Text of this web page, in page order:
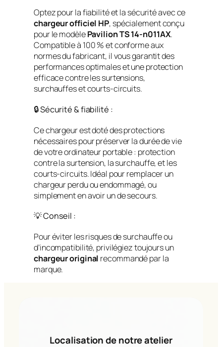
Optez pour la fiabilité et la sécurité avec ce
chargeur officiel HP, spécialement conçu
pour le modèlePavilion TS 14-n011AX.
Compatible à 100 % et conforme aux
normes du fabricant, il vous garantit des
performances optimales et une protection
efficace contre les surtensions,
surchauffes et courts-circuits.
🔒 Sécurité & fiabilité :
Ce chargeur est doté des protections
nécessaires pour préserver la durée de vie
de votre ordinateur portable : protection
contre la surtension, la surchauffe, et les
courts-circuits. Idéal pour remplacer un
chargeur perdu ou endommagé, ou
simplement en avoir un de secours.
💡 Conseil :
Pour éviter les risques de surchauffe ou
d’incompatibilité, privilégiez toujours un
chargeur original recommandé par la
marque.
Localisation de notre atelier